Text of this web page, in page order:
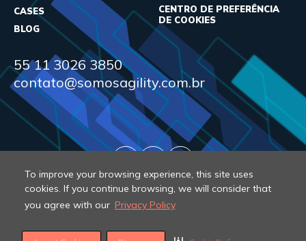
To improve your browsing experience, this site uses
cookies. If you continue browsing, we will consider that
you agree with our Privacy Policy
CASES
BLOG
CENTRO DE PREFERÊNCIA
DE COOKIES
55 11 3026 3850
contato@somosagility.com.br